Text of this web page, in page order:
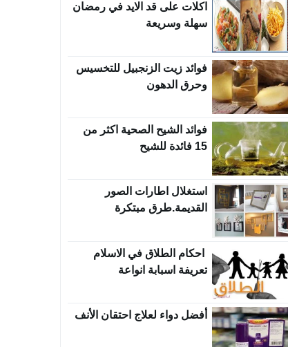
اكلات على قد الايد في رمضان
سهلة وسريعة
فوائد زيت الزنجبيل للتخسيس
وحرق الدهون
فوائد الشيح الصحية اكثر من
15 فائدة للشيح
استغلال اطارات الصور
القديمة.طرق مبتكرة
احكام الطلاق في الاسلام
تعريفة اسبابة انواعة
أفضل دواء لعلاج احتقان الأنف